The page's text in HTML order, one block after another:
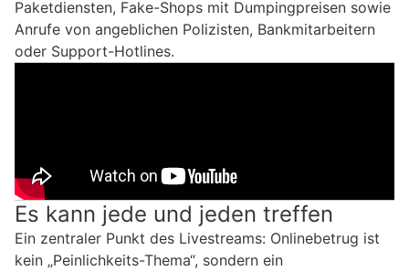
Paketdiensten, Fake-Shops mit Dumpingpreisen sowie
Anrufe von angeblichen Polizisten, Bankmitarbeitern
oder Support-Hotlines.
Es kann jede und jeden treffen
Ein zentraler Punkt des Livestreams: Onlinebetrug ist
kein „Peinlichkeits-Thema“, sondern ein